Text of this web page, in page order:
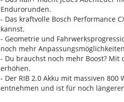
Endurorunden.
- Das kraftvolle Bosch Performance
kannst.
- Geometrie und
noch mehr
- Du brauchst noch mehr Boost? Mit
erhöhen.
- Der RIB 2.0 Akku mit massiven
entnehmen und ist für noch